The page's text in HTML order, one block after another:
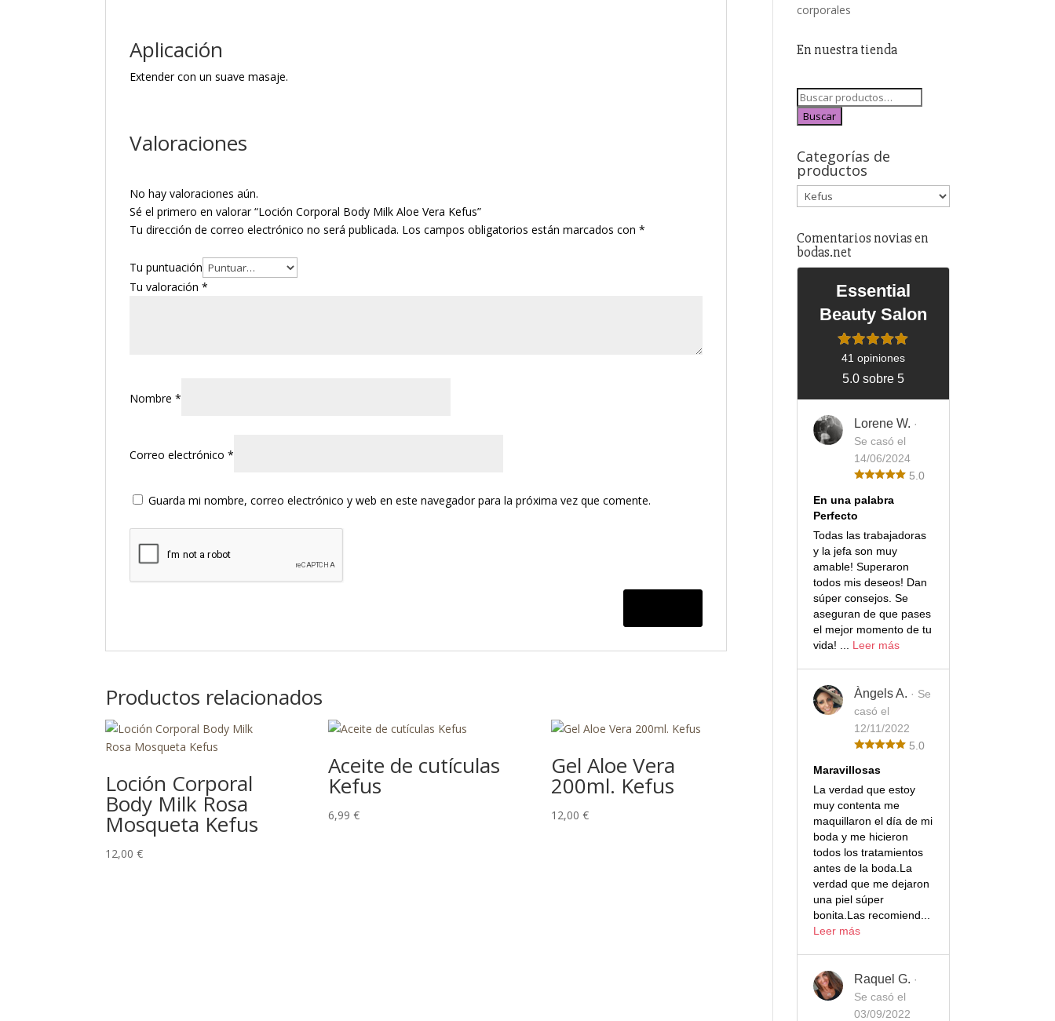
Aplicación
Extender con un suave masaje.
Valoraciones
No hay valoraciones aún.
Sé el primero en valorar “Loción Corporal Body Milk Aloe Vera Kefus”
Tu dirección de correo electrónico no será publicada. Los campos obligatorios están marcados con*
Tu puntuación
Tu valoración*
Nombre*
Correo electrónico*
Guarda mi nombre, correo electrónico y web en este navegador para la próxima vez que comente.
Productos relacionados
Loción Corporal
Body Milk Rosa
Mosqueta Kefus
12,00€
Aceite de cutículas
Kefus
6,99 €
Gel Aloe Vera
200ml. Kefus
12,00 €
corporales
En nuestra tienda
Buscar
Categorías de
productos
Comentarios novias en
bodas.net
Essential
Beauty Salon
41 opiniones
5.0 sobre 5
Lorene W. ·
Se casó el
14/06/2024
5.0
En una palabra
Perfecto
Todas las trabajadoras
y la jefa son muy
amable! Superaron
todos mis deseos! Dan
súper consejos. Se
aseguran de que pases
el mejor momento de tu
vida! ... Leer más
Àngels A. · Se
casó el
12/11/2022
5.0
Maravillosas
La verdad que estoy
muy contenta me
maquillaron el día de mi
boda y me hicieron
todos los tratamientos
antes de la boda.La
verdad que me dejaron
una piel súper
bonita.Las recomiend...
Leer más
Raquel G. ·
Se casó el
03/09/2022